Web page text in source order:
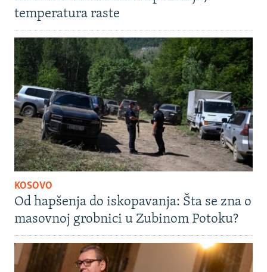
temperatura raste
KOSOVO
Od hapšenja do iskopavanja: Šta se zna o
masovnoj grobnici u Zubinom Potoku?